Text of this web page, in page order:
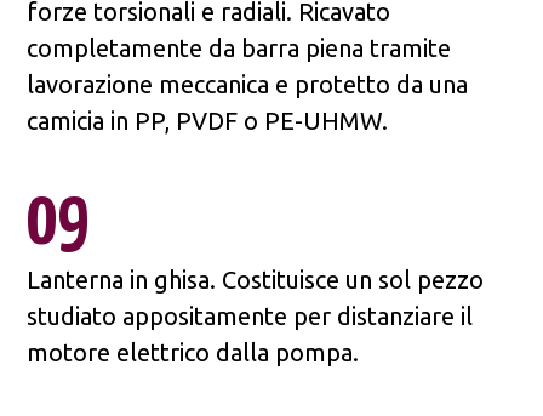
forze torsionali e radiali. Ricavato
completamente da barra piena tramite
lavorazione meccanica e protetto da una
camicia in PP, PVDF o PE-UHMW.
09
Lanterna in ghisa. Costituisce un sol pezzo
studiato appositamente per distanziare il
motore elettrico dalla pompa.